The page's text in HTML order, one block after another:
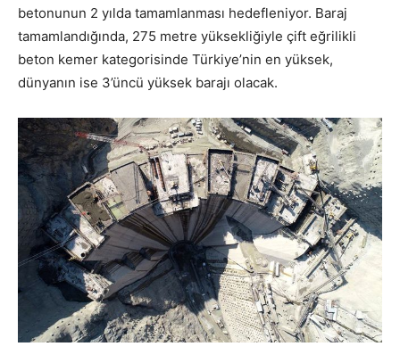
betonunun 2 yılda tamamlanması hedefleniyor. Baraj
tamamlandığında, 275 metre yüksekliğiyle çift eğrilikli
beton kemer kategorisinde Türkiye’nin en yüksek,
dünyanın ise 3’üncü yüksek barajı olacak.